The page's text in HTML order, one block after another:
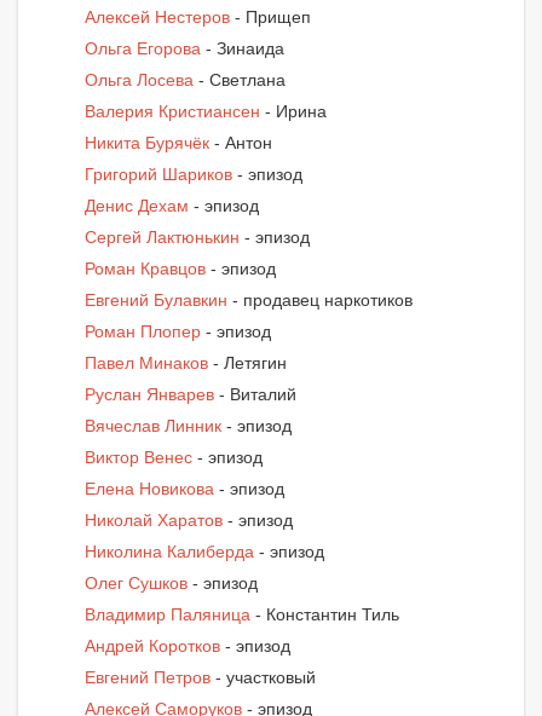
Алексей Нестеров - Прищеп
Ольга Егорова - Зинаида
Ольга Лосева - Светлана
Валерия Кристиансен - Ирина
Никита Бурячёк - Антон
Григорий Шариков - эпизод
Денис Дехам - эпизод
Сергей Лактюнькин - эпизод
Роман Кравцов - эпизод
Евгений Булавкин - продавец наркотиков
Роман Плопер - эпизод
Павел Минаков - Летягин
Руслан Январев - Виталий
Вячеслав Линник - эпизод
Виктор Венес - эпизод
Елена Новикова - эпизод
Николай Харатов - эпизод
Николина Калиберда - эпизод
Олег Сушков - эпизод
Владимир Паляница - Константин Тиль
Андрей Коротков - эпизод
Евгений Петров - участковый
Алексей Саморуков - эпизод